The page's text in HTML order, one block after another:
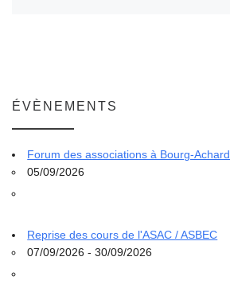
ÉVÈNEMENTS
Forum des associations à Bourg-Achard
05/09/2026
Reprise des cours de l'ASAC / ASBEC
07/09/2026 - 30/09/2026